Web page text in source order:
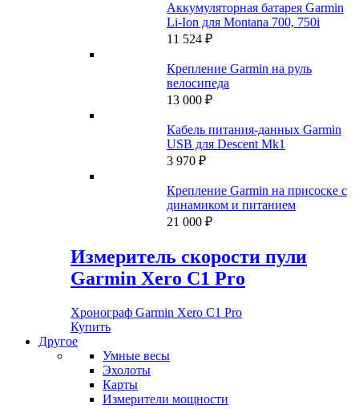
Аккумуляторная батарея Garmin
Li-Ion для Montana 700, 750i
11 524 ₽
Крепление Garmin на руль
велосипеда
13 000 ₽
Кабель питания-данных Garmin
USB для Descent Mk1
3 970 ₽
Крепление Garmin на присоске с
динамиком и питанием
21 000 ₽
Измеритель скорости пули
Garmin Xero C1 Pro
Хронограф Garmin Xero C1 Pro
Купить
Другое
Умные весы
Эхолоты
Карты
Измерители мощности